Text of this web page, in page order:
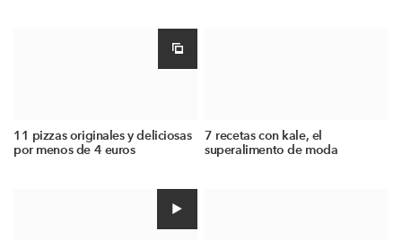
11 pizzas originales y deliciosas
por menos de 4 euros
7 recetas con kale, el
superalimento de moda